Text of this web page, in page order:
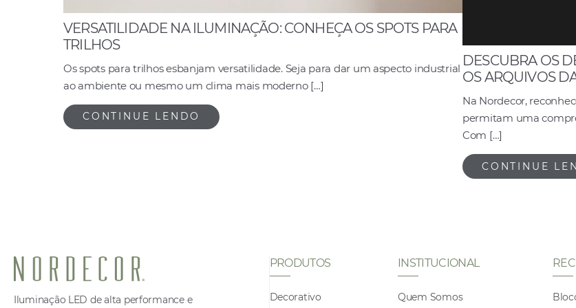
VERSATILIDADE NA ILUMINAÇÃO: CONHEÇA OS SPOTS PARA
TRILHOS
Os spots para trilhos esbanjam versatilidade. Seja para dar um aspecto industrial
ao ambiente ou mesmo um clima mais moderno […]
CONTINUE LENDO
DESCUBRA OS
OS ARQUIVOS
Na Nordecor,
permitam uma
Com […]
CONTINUE
Iluminação LED de alta performance e
PRODUTOS
Decorativo
INSTITUCIONAL
Quem Somos